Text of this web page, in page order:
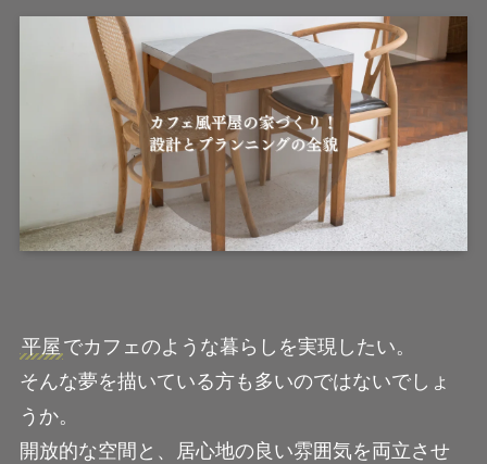
平屋 でカフェのような暮らしを実現したい。
そんな夢を描いている方も多いのではないでしょ
うか。
開放的な空間と、居心地の良い雰囲気を両立させ